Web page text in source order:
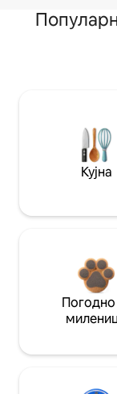
Кујна
Погодно